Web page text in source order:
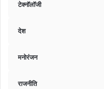
टेक्नॉलॉजी
देश
मनोरंजन
राजनीति